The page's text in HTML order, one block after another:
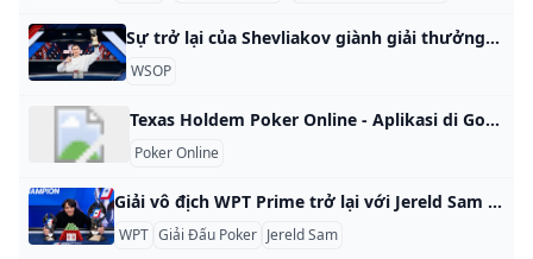
Sự trở lại của Shevliakov giành giải thưởng hàng triệu euro! Làm thế nào một cú sốc nghiệp dư mọi người ở Ept Monte Carlo? Shevliakov thắng 2025 EPT Monte Carlo Sự kiện chính, cho thấy sức mạnh giữa cuộc tranh cãi Xin chào mọi người, đây là một câu chuyện thú vị từ sự kiện chính của Ept Monte Carlo 2025. Shevliakov từ Nga, một chuyên gia CNTT 37 tuổi chơi như một người nghiệp dư, đã tuyên bố một giải thưởng-1 triệu ấn tượng! Sự buồn bã về nghiệp dư: Sự kiện chính của EPT đầu tiên của Nga giành chiến thắng ở nước ngoài trong nhiều năm Giải đấu thu hút 1.
WSOP
Texas Holdem Poker Online - Aplikasi di Google Play 【Mainkan terbaik dari Texas Holdem Poker Online - Hold’em Poker! Ini deluxe permainan kartu adalah populer di Indonesia, terbaik di Asia, seluruh dunia.】 【Mainkan terbaik dari Texas Holdem Poker Online - Hold’em Poker! Ini deluxe permainan kartu adalah populer di Indonesia, terbaik di Asia, seluruh dunia.】 Rp.20.000Rp.40.000- Pusat Bantuan Cara Pembelian Pengiriman Kebijakan Produk Internasional Cara Pengembalian Ada pertanyaan? Hubungi kami di live chat (24 Jam) Tentang Lazada Afﬁliate Program
Poker Online
Giải vô địch WPT Prime trở lại với Jereld Sam Shining Giải vô địch WPT Prime sắp tới Giải đấu trị giá 1.100 đô la mua vào, 5.000.000 đô la GTD WPT Prime Championship sẽ diễn ra từ ngày 8 đến ngày 14 tháng 12 tại Wynn Las Vegas như một phần của Lễ hội vô địch thế giới WPT (3 đến 23 tháng 12). Vào năm 2023, Calvin Anderson đã chiến thắng trong lĩnh vực có 10.512 bài dự thi, mang về 1.
WPT Giải Đấu Poker Jereld Sam